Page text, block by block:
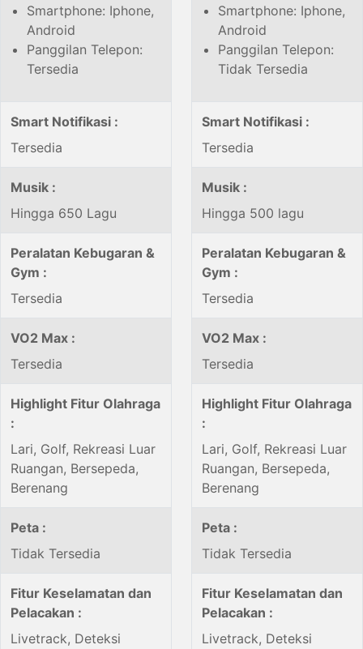
Smartphone: Iphone,
Android
Panggilan Telepon:
Tersedia
Smartphone: Iphone,
Android
Panggilan Telepon:
Tidak Tersedia
Smart Notifikasi :
Tersedia
Smart Notifikasi :
Tersedia
Musik :
Hingga 650 Lagu
Musik :
Hingga 500 lagu
Peralatan Kebugaran &
Gym :
Tersedia
Peralatan Kebugaran &
Gym :
Tersedia
VO2 Max :
Tersedia
VO2 Max :
Tersedia
Highlight Fitur Olahraga
:
Lari, Golf, Rekreasi Luar
Ruangan, Bersepeda,
Berenang
Highlight Fitur Olahraga
:
Lari, Golf, Rekreasi Luar
Ruangan, Bersepeda,
Berenang
Peta :
Tidak Tersedia
Peta :
Tidak Tersedia
Fitur Keselamatan dan
Pelacakan :
Livetrack, Deteksi
Fitur Keselamatan dan
Pelacakan :
Livetrack, Deteksi